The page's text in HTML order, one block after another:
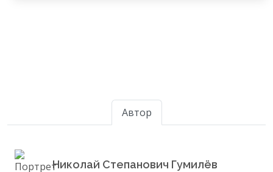
Автор
Николай Степанович Гумилёв